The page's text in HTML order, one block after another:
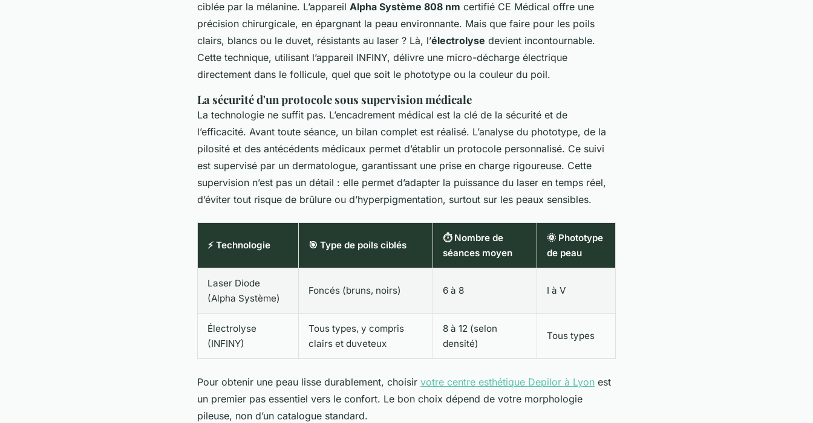
ciblée par la mélanine. L’appareil Alpha Système 808 nm certifié CE Médical offre une
précision chirurgicale, en épargnant la peau environnante. Mais que faire pour les poils
clairs, blancs ou le duvet, résistants au laser ? Là, l’électrolyse devient incontournable.
Cette technique, utilisant l’appareil INFINY, délivre une micro-décharge électrique
directement dans le follicule, quel que soit le phototype ou la couleur du poil.
La sécurité d'un protocole sous supervision médicale
La technologie ne suffit pas. L’encadrement médical est la clé de la sécurité et de
l’efficacité. Avant toute séance, un bilan complet est réalisé. L’analyse du phototype, de la
pilosité et des antécédents médicaux permet d’établir un protocole personnalisé. Ce suivi
est supervisé par un dermatologue, garantissant une prise en charge rigoureuse. Cette
supervision n’est pas un détail : elle permet d’adapter la puissance du laser en temps réel,
d’éviter tout risque de brûlure ou d’hyperpigmentation, surtout sur les peaux sensibles.
⚡ Technologie 🎯 Type de poils ciblés
⏱️ Nombre de
séances moyen
🌞 Phototype
de peau
Laser Diode
(Alpha Système)
Foncés (bruns, noirs) 6 à 8 I à V
Électrolyse
(INFINY)
Tous types, y compris
clairs et duveteux
8 à 12 (selon
densité)
Tous types
Pour obtenir une peau lisse durablement, choisir votre centre esthétique Depilor à Lyon est
un premier pas essentiel vers le confort. Le bon choix dépend de votre morphologie
pileuse, non d’un catalogue standard.